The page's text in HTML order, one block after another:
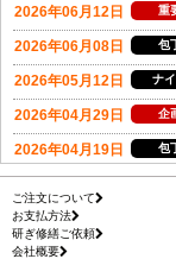
ご注文について
お支払方法
研ぎ修繕ご依頼
会社概要